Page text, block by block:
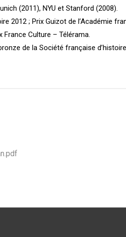
(2011), NYU et Stanford (2008).
2012 ; Prix Guizot de l’Académie
France Culture – Télérama.
de la Société française